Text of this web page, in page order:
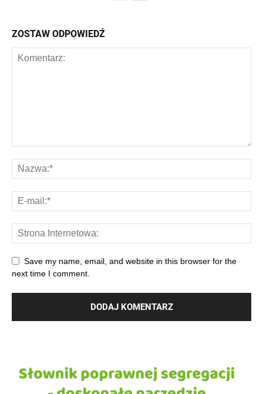
ZOSTAW ODPOWIEDŹ
Save my name, email, and website in this browser for the
next time I comment.